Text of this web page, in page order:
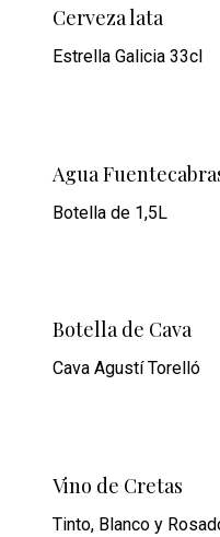
Cerveza lata
Estrella Galicia 33cl
Agua
Botella de 1,5L
Botella de Cava
Cava Agustí Torelló
Vino de Cretas
Tinto, Blanco y